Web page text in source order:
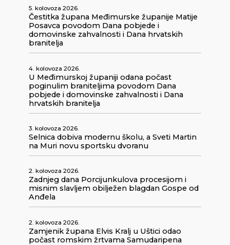
5. kolovoza 2026.
Čestitka župana Međimurske županije Matije
Posavca povodom Dana pobjede i
domovinske zahvalnosti i Dana hrvatskih
branitelja
4. kolovoza 2026.
U Međimurskoj županiji odana počast
poginulim braniteljima povodom Dana
pobjede i domovinske zahvalnosti i Dana
hrvatskih branitelja
3. kolovoza 2026.
Selnica dobiva modernu školu, a Sveti Martin
na Muri novu sportsku dvoranu
2. kolovoza 2026.
Zadnjeg dana Porcijunkulova procesijom i
misnim slavljem obilježen blagdan Gospe od
Anđela
2. kolovoza 2026.
Zamjenik župana Elvis Kralj u Uštici odao
počast romskim žrtvama Samudaripena